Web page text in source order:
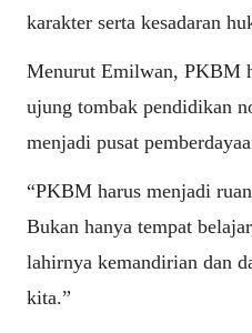
karakter serta kesadaran
Menurut Emilwan, PKBM
ujung tombak pendidikan
menjadi pusat
“PKBM harus menjadi
Bukan hanya tempat
lahirnya kemandirian dan
kita.”